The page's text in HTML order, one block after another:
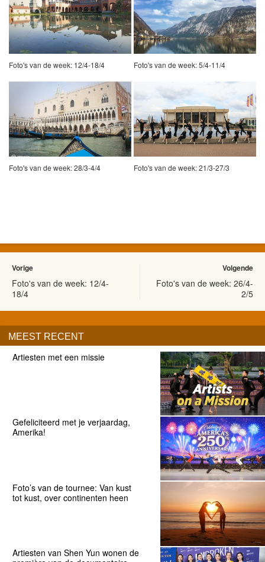
Foto's van de week: 12/4-18/4 Foto's van de week: 5/4-11/4
Foto's van de week: 28/3-4/4 Foto's van de week: 21/3-27/3
Vorige
Foto's van de week: 12/4-
18/4
Volgende
Foto's van de week: 26/4-
2/5
MEEST RECENT
Artiesten met een missie
Gefeliciteerd met je verjaardag,
Amerika!
Foto’s van de tournee: Van kust
tot kust, over continenten heen
Artiesten van Shen Yun wonen de